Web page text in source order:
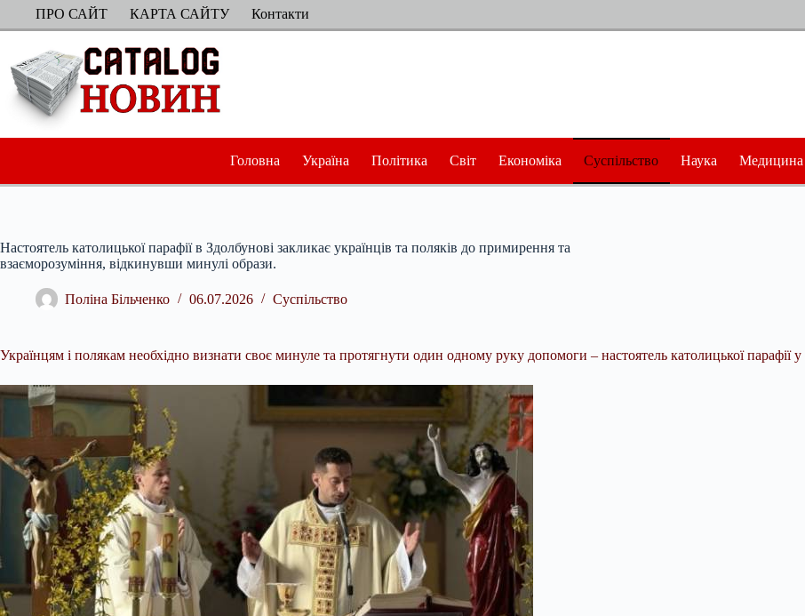
ПерейтиПРО САЙТ КАРТА САЙТУ Контакти
Головна Україна Політика Світ Економіка Суспільство Наука Медицина
Настоятель католицької парафії в Здолбунові закликає українців та поляків до примирення та
взаєморозуміння, відкинувши минулі образи.
Поліна Більченко 06.07.2026 Суспільство
Українцям і полякам необхідно визнати своє минуле та протягнути один одному руку допомоги – настоятель католицької